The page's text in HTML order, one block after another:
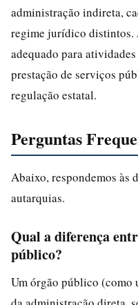
administração indireta,
regime jurídico distintos.
adequado para
prestação de serviços
regulação estatal.
Perguntas
Abaixo, respondemos às
autarquias.
Qual a diferença
público?
Um órgão público (como